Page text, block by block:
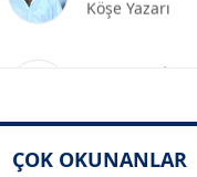
SİNAN GENÇ
ÇOK OKUNANLAR